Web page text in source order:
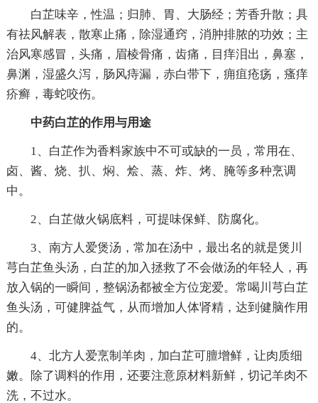
白芷味辛，性温；归肺、胃、大肠经；芳香升散；具
有祛风解表，散寒止痛，除湿通窍，消肿排脓的功效；主
治风寒感冒，头痛，眉棱骨痛，齿痛，目痒泪出，鼻塞，
鼻渊，湿盛久泻，肠风痔漏，赤白带下，痈疽疮疡，瘙痒
疥癣，毒蛇咬伤。
中药白芷的作用与用途
1、白芷作为香料家族中不可或缺的一员，常用在、
卤、酱、烧、扒、焖、烩、蒸、炸、烤、腌等多种烹调
中。
2、白芷做火锅底料，可提味保鲜、防腐化。
3、南方人爱煲汤，常加在汤中，最出名的就是煲川
芎白芷鱼头汤，白芷的加入拯救了不会做汤的年轻人，再
放入锅的一瞬间，整锅汤都被全方位宠爱。常喝川芎白芷
鱼头汤，可健脾益气，从而增加人体肾精，达到健脑作用
的。
4、北方人爱烹制羊肉，加白芷可膻增鲜，让肉质细
嫩。除了调料的作用，还要注意原材料新鲜，切记羊肉不
洗，不过水。